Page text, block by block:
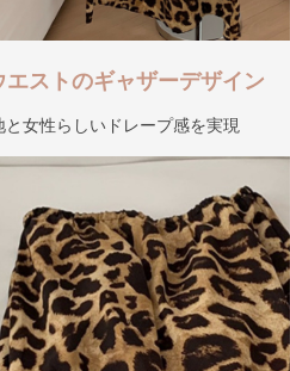
エストのギャザーデザイン
女性らしいドレープ感を実現